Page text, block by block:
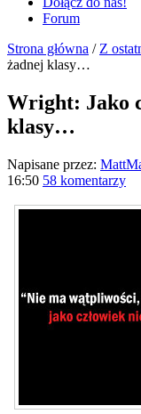
Forum
Strona główna / Z
żadnej klasy…
Wright: Jako
klasy…
Napisane przez:
16:50 58 komentarzy